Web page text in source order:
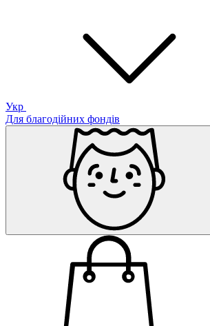
Укр
Для благодійних фондів